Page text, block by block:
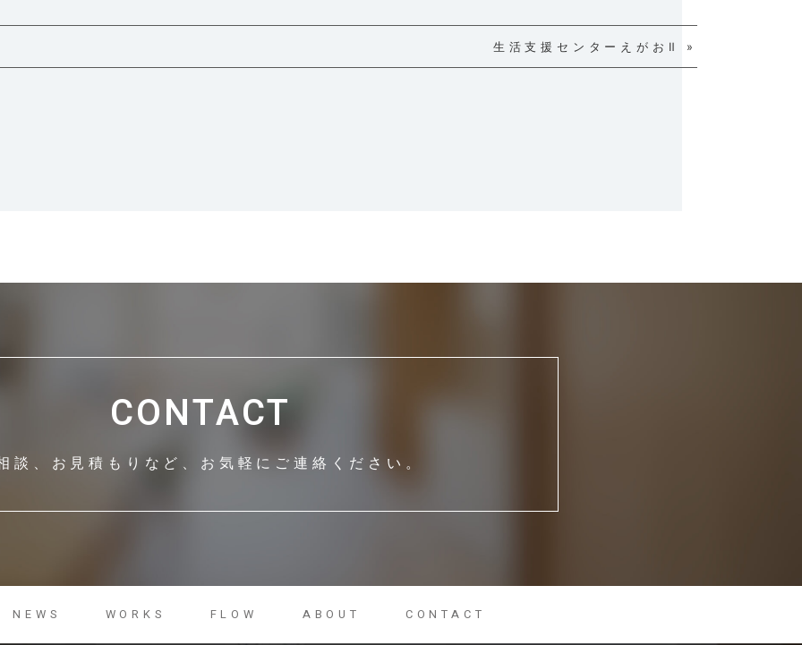
生活支援センターえがおⅡ »
CONTACT
談、お見積もりなど、 お気軽にご連絡ください。
NEWS WORKS FLOW ABOUT CONTACT